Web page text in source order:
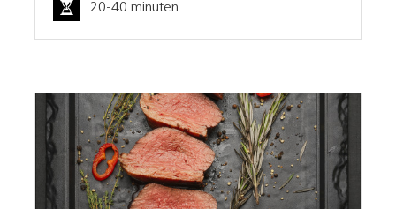
20-40 minuten